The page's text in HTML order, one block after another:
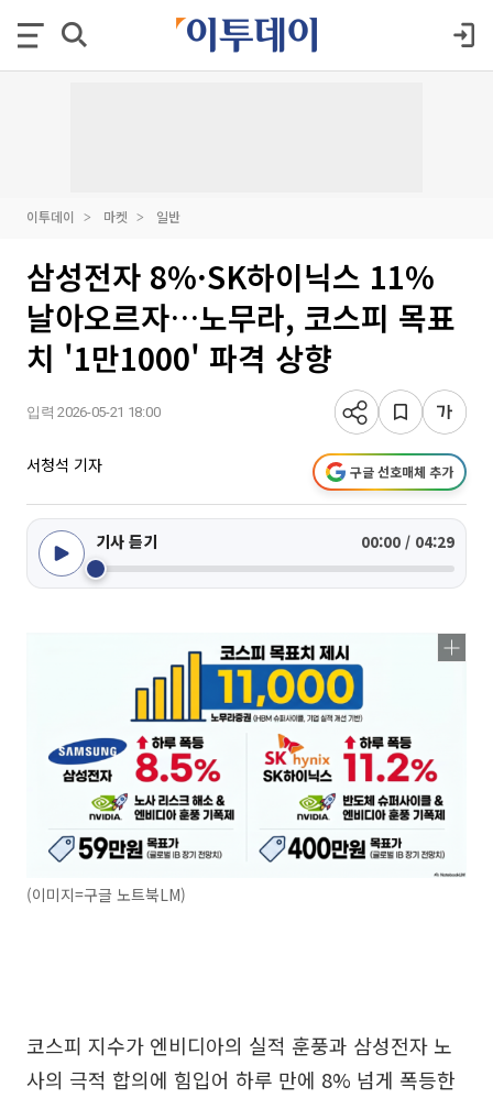
이투데이 마켓 일반
삼성전자 8%·SK하이닉스 11%
날아오르자…노무라, 코스피 목표
치 '1만1000' 파격 상향
입력 2026-05-21 18:00
서청석 기자 구글 선호매체 추가
기사 듣기 00:00 / 04:29
(이미지=구글 노트북LM)
코스피 지수가 엔비디아의 실적 훈풍과 삼성전자 노
사의 극적 합의에 힘입어 하루 만에 8% 넘게 폭등한